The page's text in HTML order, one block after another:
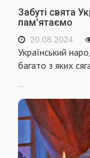
Забуті свята
пам'ятаємо
20.08.2024
Український
багато з яких
...